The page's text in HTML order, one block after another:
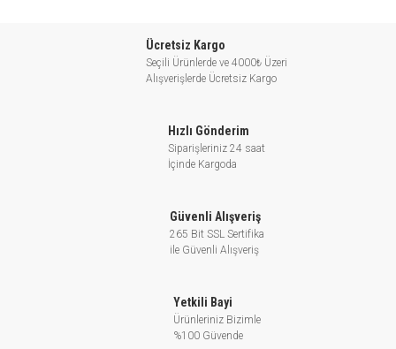
Ücretsiz Kargo
Seçili Ürünlerde ve 4000₺ Üzeri
Alışverişlerde Ücretsiz Kargo
Hızlı Gönderim
Siparişleriniz 24 saat
İçinde Kargoda
Güvenli Alışveriş
265 Bit SSL Sertifika
ile Güvenli Alışveriş
Yetkili Bayi
Ürünleriniz Bizimle
%100 Güvende